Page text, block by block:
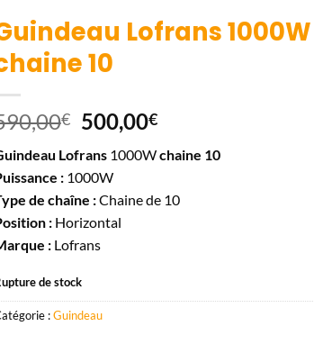
Lofrans 1000W
10
€
Le
initial
était :
590,00€.
500,00€Le
actuel
500,00€.
Lofrans1000Wchaine 10
:1000W
de chaîne :Chaine de 10
:Horizontal
:Lofrans
de stock
:Guindeau